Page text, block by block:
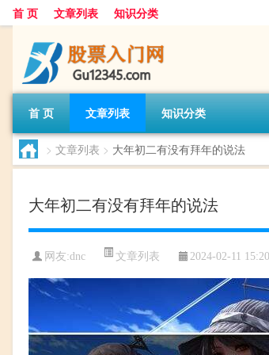
首 页 文章列表 知识分类
首 页 文章列表 知识分类
> 文章列表 > 大年初二有没有拜年的说法
大年初二有没有拜年的说法
网友:dnc 文章列表 2024-02-11